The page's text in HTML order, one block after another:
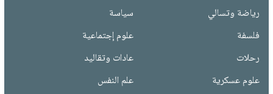
رياضة وتسالي
سياسة
فلسفة
علوم إجتماعية
رحلات
عادات وتقاليد
علوم عسكرية
علم النفس